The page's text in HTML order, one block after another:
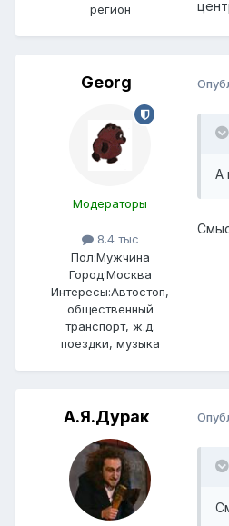
регион
Georg
Модераторы
8.4 тыс
Пол:Мужчина
Город:Москва
Интересы:Автостоп,
общественный
транспорт, ж.д.
поездки, музыка
А
А.Я.Дурак